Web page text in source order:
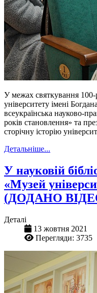
У межах святкування 100-
університету імені
всеукраїнська науково-
років становлення» та
сторічну історію
Детальніше...
У науковій
«Музей
(ДОДАНО
Деталі
13 жовтня 2021
Перегляди: 3735